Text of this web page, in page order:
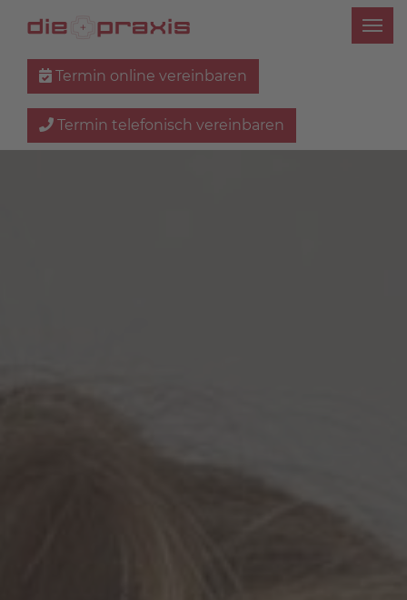
Termin online vereinbaren
Termin telefonisch vereinbaren